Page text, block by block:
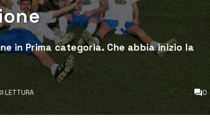
in Prima categoria. Che abbia inizio la
LETTURA 0